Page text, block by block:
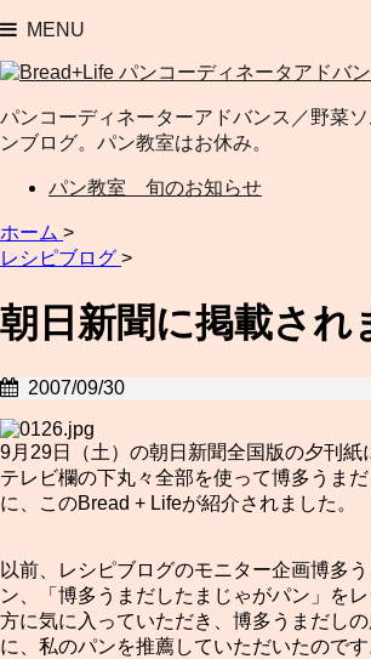
MENU
パンコーディネーターアドバンス／野菜
ンブログ。パン教室はお休み。
パン教室 旬のお知らせ
ホーム >
レシピブログ >
朝日新聞に掲載され
2007/09/30
9月29日（土）の朝日新聞全国版の夕刊紙
テレビ欄の下丸々全部を使って博多うま
に、このBread + Lifeが紹介されました。
以前、レシピブログのモニター企画博多
ン、「博多うまだしたまじゃがパン」を
方に気に入っていただき、博多うまだし
に、私のパンを推薦していただいたのです